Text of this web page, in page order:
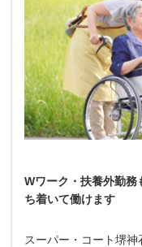
Wワーク・扶養外勤
ち着いて働けます
スーパー・コート堺